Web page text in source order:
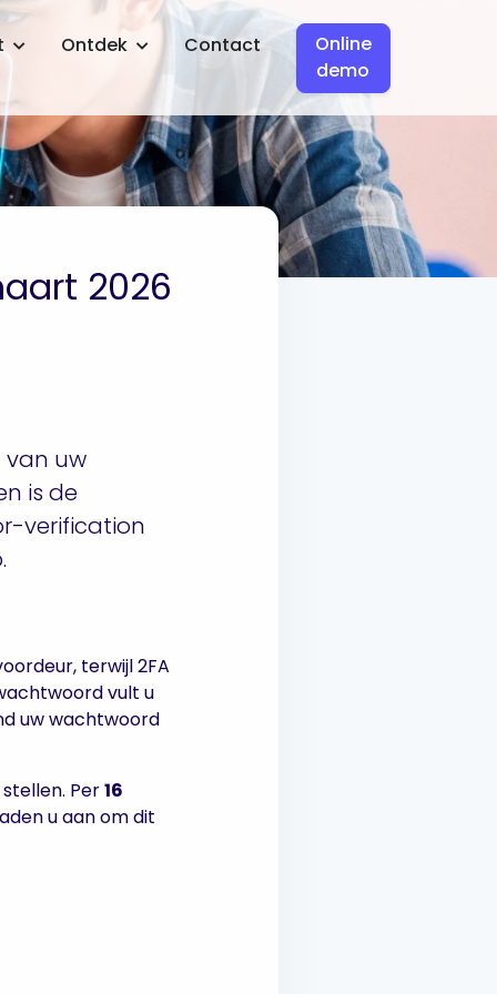
Ontdek Contact
Online
demo
2026
van uw
is de
verification
terwijl 2FA
vult u
uw wachtwoord
Per16
u aan om dit